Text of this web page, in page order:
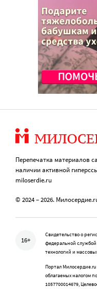
Перепечатка материалов
наличии активной
miloserdie.ru
© 2024 – 2026.
16+
Свидетельство о
федеральной
технологий и
Портал Милосердие.ru
облагаемых налогом
1057700014679,